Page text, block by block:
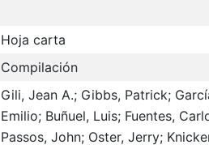
Hoja carta
Compilación
Gili, Jean A.; Gibbs, Patrick;
Emilio; Buñuel, Luis; Fuentes,
Passos, John; Oster, Jerry;